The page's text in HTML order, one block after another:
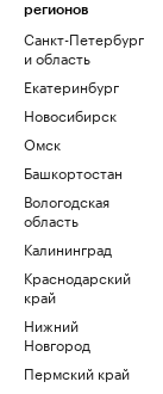
регионов
Санкт-Петербург
и область
Екатеринбург
Новосибирск
Омск
Башкортостан
Вологодская
область
Калининград
Краснодарский
край
Нижний
Новгород
Пермский край